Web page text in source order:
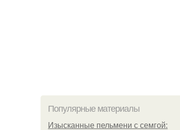
Популярные материалы
Изысканные пельмени с семгой: